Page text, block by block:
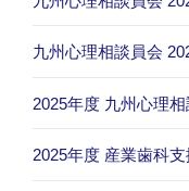
九州心理相談員会
2025年度 九州心理
2025年度 産業歯科